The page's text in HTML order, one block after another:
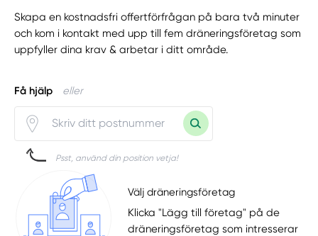
Skapa en kostnadsfri offertförfrågan på bara två minuter
och kom i kontakt med upp till fem dräneringsföretag som
uppfyller dina krav & arbetar i ditt område.
Få hjälp eller
Psst, använd din position vetja!
Välj dräneringsföretag
Klicka "Lägg till företag" på de
dräneringsföretag som intresserar